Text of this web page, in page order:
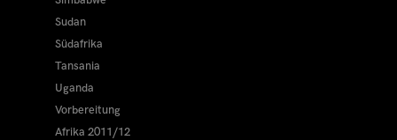
Sudan
Südafrika
Tansania
Uganda
Vorbereitung
Afrika 2011/12